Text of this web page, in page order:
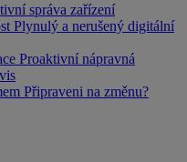
správa zařízení
Plynulý a nerušený digitální
Proaktivní nápravná
Připraveni na změnu?